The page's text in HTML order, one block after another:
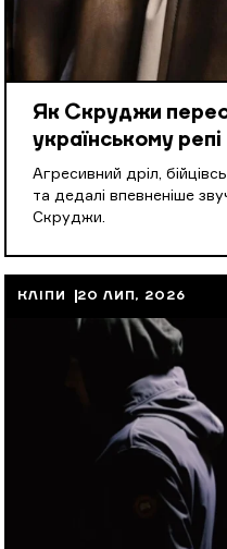
Як Скруджи
українському репі
Агресивний дріл,
та дедалі впевненіше
Скруджи.
КЛІПИ 20 ЛИП, 2026